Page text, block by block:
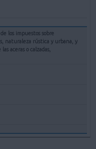
los impuestos sobre
naturaleza rústica y urbana, y
aceras o calzadas,